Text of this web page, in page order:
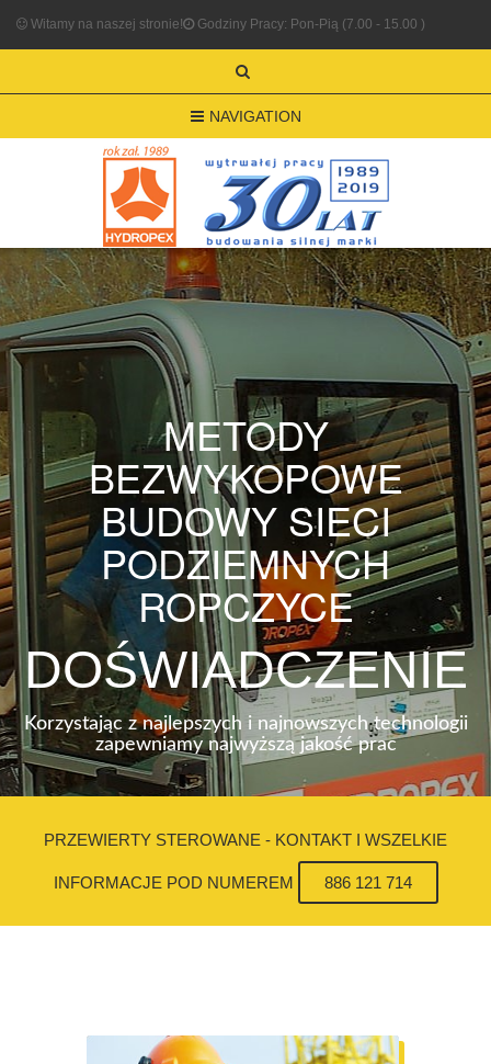
Witamy na naszej stronie! Godziny Pracy: Pon-Pią (7.00 - 15.00 )
NAVIGATION
METODY
BEZWYKOPOWE
BUDOWY SIECI
PODZIEMNYCH
ROPCZYCE
DOŚWIADCZENIE
Korzystając z najlepszych i najnowszych technologii
zapewniamy najwyższą jakość prac
PRZEWIERTY STEROWANE - KONTAKT I WSZELKIE
INFORMACJE POD NUMEREM 886 121 714